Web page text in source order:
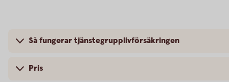
Så fungerar tjänstegrupplivförsäkringen
Pris